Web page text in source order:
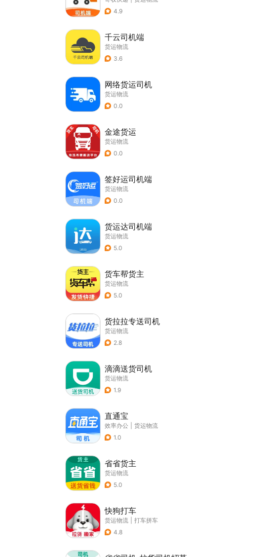
4.9
千云司机端
货运物流
3.6
网络货运司机
货运物流
0.0
金途货运
货运物流
0.0
签好运司机端
货运物流
0.0
货运达司机端
货运物流
5.0
货车帮货主
货运物流
5.0
货拉拉专送司机
货运物流
2.8
滴滴送货司机
货运物流
1.9
直通宝
效率办公
货运物流
1.0
省省货主
货运物流
5.0
快狗打车
货运物流
打车拼车
4.8